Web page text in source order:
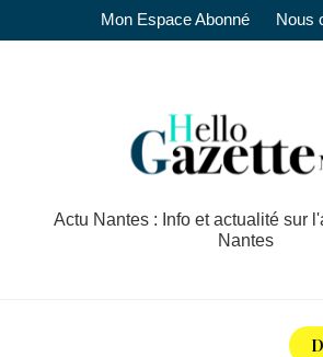
Mon Espace Abonné Nous
Actu Nantes : Info et actualité sur
Nantes